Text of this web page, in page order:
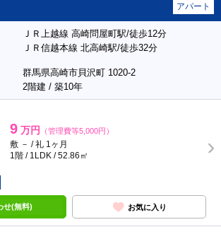
アパート
ＪＲ上越線 高崎問屋町駅/徒歩12分
ＪＲ信越本線 北高崎駅/徒歩32分
群馬県高崎市貝沢町 1020-2
2階建 / 築10年
9 万円 （管理費等5,000円）
敷 － / 礼 1ヶ月
1階 / 1LDK / 52.86㎡
せ(無料) お気に入り